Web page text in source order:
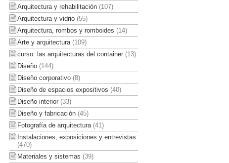
Arquitectura y rehabilitación(107)
Arquitectura y vidrio(55)
Arquitectura, rombos y romboides (14)
Arte y arquitectura(109)
curso: las arquitecturas del container(13)
Diseño(144)
Diseño corporativo(8)
Diseño de espacios expositivos (40)
Diseño interior(33)
Diseño y fabricación(45)
Fotografía de arquitectura(41)
Instalaciones, exposiciones y entrevistas
(470)
Materiales y sistemas (39)